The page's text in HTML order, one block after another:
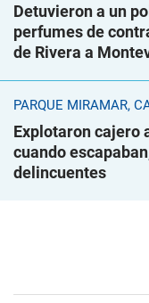
Detuvieron a un
perfumes de
de Rivera a
PARQUE MIRAMAR,
Explotaron cajero
cuando
delincuentes